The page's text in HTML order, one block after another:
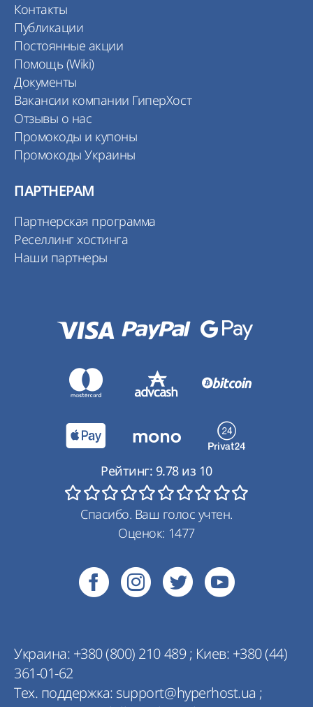
Контакты
Публикации
Постоянные акции
Помощь (Wiki)
Документы
Вакансии компании ГиперХост
Отзывы о нас
Промокоды и купоны
Промокоды Украины
ПАРТНЕРАМ
Партнерская программа
Реселлинг хостинга
Наши партнеры
Украина: +380 (800) 210 489; Киев: +380 (44)
361-01-62
Тех. поддержка: support@hyperhost.ua ;
Рейтинг: 9.78из 10
Спасибо. Ваш голос учтен.
Оценок: 1477